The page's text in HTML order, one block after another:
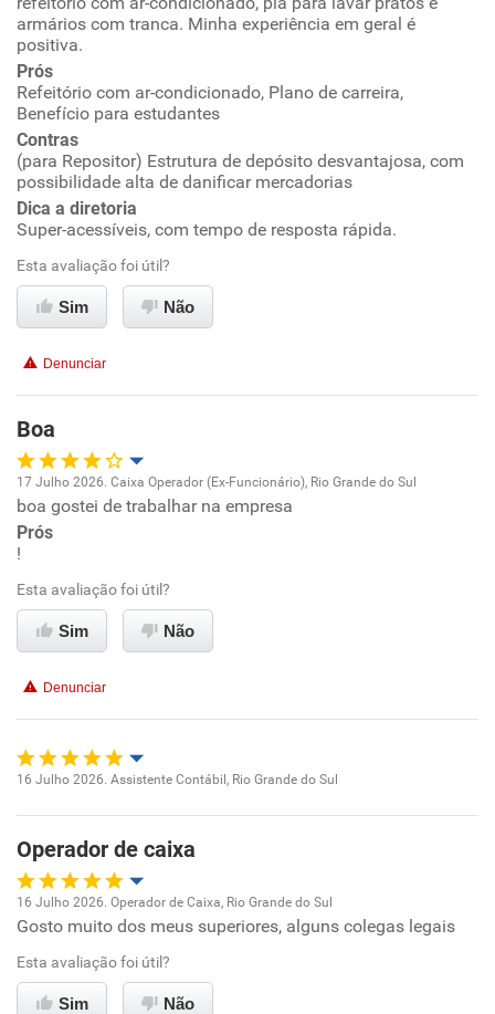
Conciliação com a vida familiar
Benefícios
Recomenda esta empresa
Recomenda a diretoria
armários com tranca. Minha experiência em geral é
positiva.
Prós
Refeitório com ar-condicionado, Plano de carreira,
Benefício para estudantes
Contras
(para Repositor) Estrutura de depósito desvantajosa, com
possibilidade alta de danificar mercadorias
Dica a diretoria
Super-acessíveis, com tempo de resposta rápida.
Esta avaliação foi útil?
Sim Não
Denunciar
Boa
Oportunidade de promoção
Conciliação com a vida familiar
17 Julho 2026. Caixa Operador (Ex-Funcionário), Rio Grande do Sul
boa gostei de trabalhar na empresa
Prós
!
Esta avaliação foi útil?
Sim Não
Denunciar
Ambiente de trabalho
Conciliação com a vida familiar
Benefícios
16 Julho 2026. Assistente Contábil, Rio Grande do Sul
Operador de caixa
Oportunidade de promoção
Ambiente de trabalho
16 Julho 2026. Operador de Caixa, Rio Grande do Sul
Gosto muito dos meus superiores, alguns colegas legais
Esta avaliação foi útil?
Sim Não